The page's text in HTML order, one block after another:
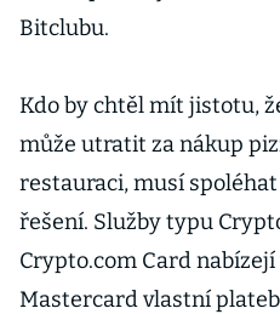
Bitclubu.
Kdo by chtěl mít jistotu,
může utratit za nákup
restauraci, musí
řešení. Služby typu
Crypto.com Card
Mastercard vlastní